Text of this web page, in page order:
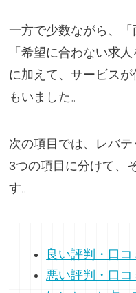
一方で少数ながら、「
「希望に合わない求
に加えて、サービス
もいました。
次の項目では、レバ
3つの項目に分けて、
す。
良い評判・口
悪い評判・口